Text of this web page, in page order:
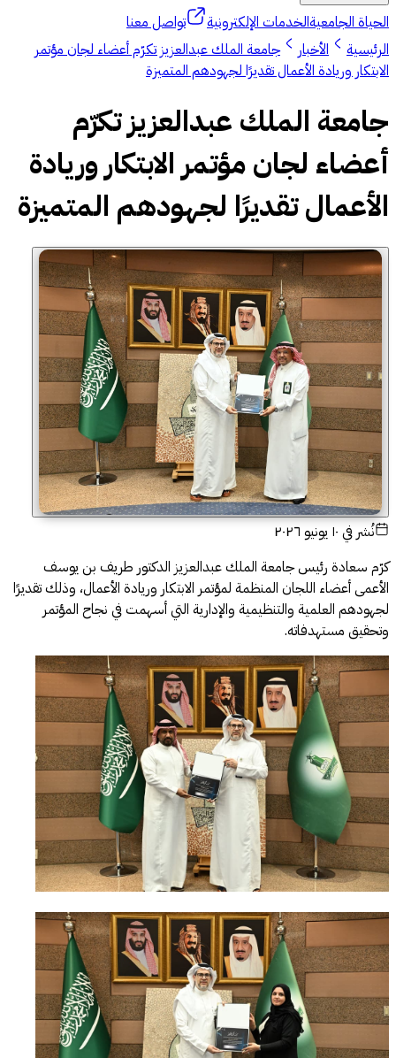
الحياة الجامعيةالخدمات الإلكترونية
تواصل معنا
الرئيسية
الأخبار
جامعة الملك عبدالعزيز تكرّم أعضاء لجان مؤتمر
الابتكار وريادة الأعمال تقديرًا لجهودهم المتميزة
جامعة الملك عبدالعزيز تكرّم
أعضاء لجان مؤتمر الابتكار وريادة
الأعمال تقديرًا لجهودهم المتميزة
نُشر في ١٠ يونيو ٢٠٢٦
كرّم سعادة رئيس جامعة الملك عبدالعزيز الدكتور طريف بن يوسف
الأعمى أعضاء اللجان المنظمة لمؤتمر الابتكار وريادة الأعمال، وذلك تقديرًا
لجهودهم العلمية والتنظيمية والإدارية التي أسهمت في نجاح المؤتمر
وتحقيق مستهدفاته.